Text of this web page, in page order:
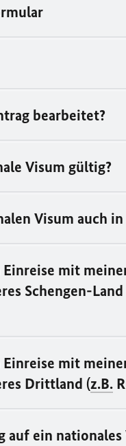
bearbeitet?
Visum gültig?
Visum auch
mit
Schengen-Land
mit
Drittland (z.B.
auf ein